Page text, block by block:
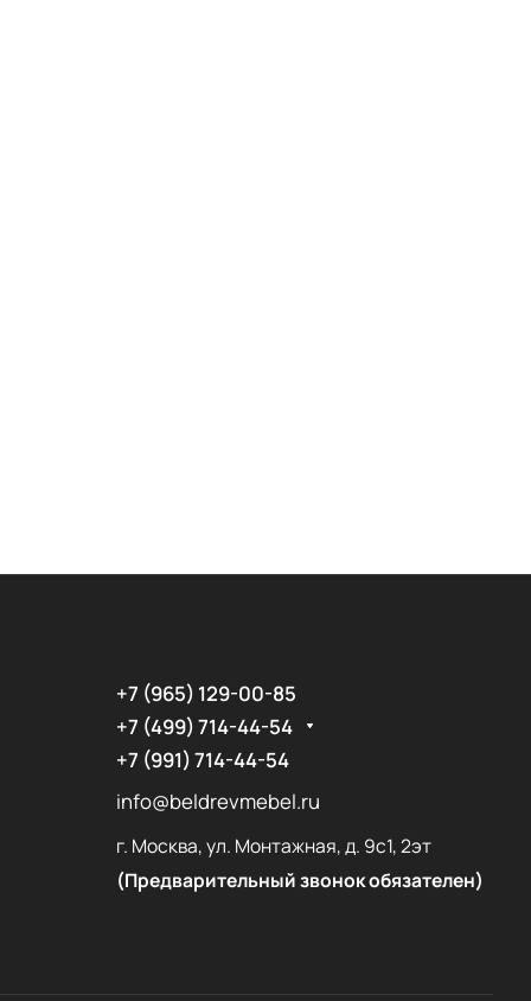
+7 (965) 129-00-85
+7 (499) 714-44-54
+7 (991) 714-44-54
info@beldrevmebel.ru
г. Москва, ул. Монтажная, д. 9с1, 2эт
(Предварительный звонок обязателен)